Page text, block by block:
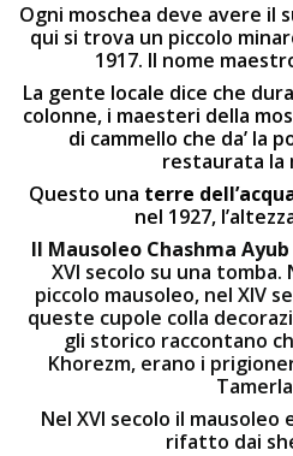
Ogni moschea deve avere il
qui si trova un piccolo
1917. Il nome
La gente locale dice che
colonne, i maesteri della
di cammello che da’ la
restaurata la
Questo una terre
nel 1927,
Il Mausoleo Chashma Ayub
XVI secolo su una tomba.
piccolo mausoleo, nel XIV
queste cupole colla
gli storico raccontano
Khorezm, erano i
Nel XVI secolo il
rifatto dai